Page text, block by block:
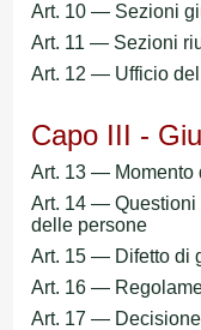
Art. 10 — Sezioni
Art. 11 — Sezioni
Art. 12 — Ufficio
Capo III -
Art. 13 — Momento
Art. 14 — Questioni
delle persone
Art. 15 — Difetto di
Art. 16 —
Art. 17 —